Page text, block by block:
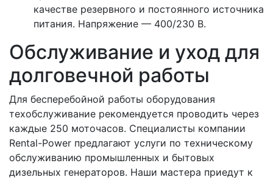
качестве резервного и постоянного источника
питания. Напряжение — 400/230 В.
Обслуживание и уход для
долговечной работы
Для бесперебойной работы оборудования
техобслуживание рекомендуется проводить через
каждые 250 моточасов. Специалисты компании
Rental-Power предлагают услуги по техническому
обслуживанию промышленных и бытовых
дизельных генераторов. Наши мастера приедут к